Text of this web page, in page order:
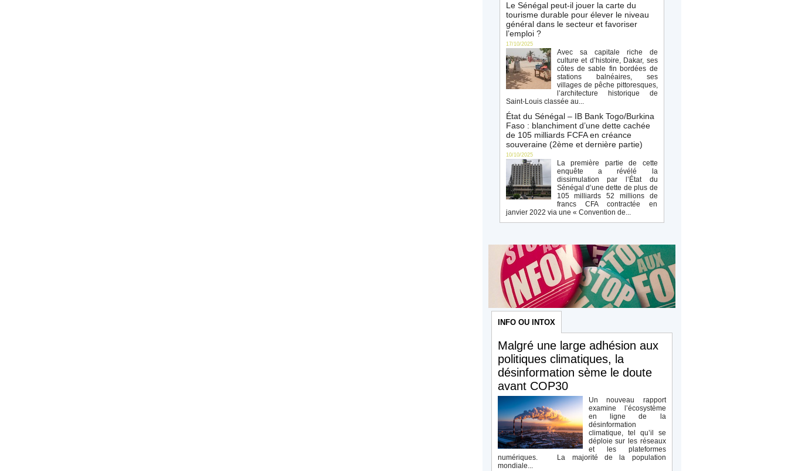
Le Sénégal peut-il jouer la carte du
tourisme durable pour élever le niveau
général dans le secteur et favoriser
l’emploi ?
17/10/2025
Avec sa capitale riche de
culture et d’histoire, Dakar, ses
côtes de sable fin bordées de
stations balnéaires, ses
villages de pêche pittoresques,
l’architecture historique de
Saint-Louis classée au...
État du Sénégal – IB Bank Togo/Burkina
Faso : blanchiment d’une dette cachée
de 105 milliards FCFA en créance
souveraine (2ème et dernière partie)
10/10/2025
La première partie de cette
enquête a révélé la
dissimulation par l’État du
Sénégal d’une dette de plus de
105 milliards 52 millions de
francs CFA contractée en
janvier 2022 via une « Convention de...
INFO OU INTOX
Malgré une large adhésion aux
politiques climatiques, la
désinformation sème le doute
avant COP30
Un nouveau rapport
examine l’écosystème
en ligne de la
désinformation
climatique, tel qu’il se
déploie sur les réseaux
et les plateformes
numériques. La majorité de la population
mondiale...